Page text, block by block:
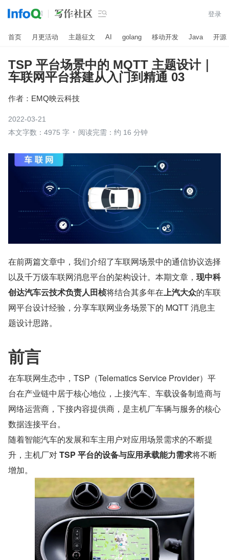
 登录
首页 月更活动 主题征文 AI golang 移动开发 Java 开源
TSP 平台场景中的 MQTT 主题设计｜
车联网平台搭建从入门到精通 03
作者： EMQ映云科技
2022-03-21
本文字数：4975 字
阅读完需：约 16 分钟
在前两篇文章中，我们介绍了车联网场景中的通信协议选择
以及千万级车联网消息平台的架构设计。本期文章， 现中科
创达汽车云技术负责人田桢将结合其多年在上汽大众的车联
网平台设计经验，分享车联网业务场景下的 MQTT 消息主
题设计思路。
前言
在车联网生态中，TSP（Telematics Service Provider）平
台在产业链中居于核心地位，上接汽车、车载设备制造商与
网络运营商，下接内容提供商，是主机厂车辆与服务的核心
数据连接平台。
随着智能汽车的发展和车主用户对应用场景需求的不断提
升，主机厂对 TSP 平台的设备与应用承载能力需求将不断
增加。